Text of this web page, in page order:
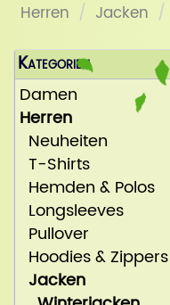
Herren Jacken
Kategorien
Damen
Herren
Neuheiten
T-Shirts
Hemden & Polos
Longsleeves
Pullover
Hoodies & Zippers
Jacken